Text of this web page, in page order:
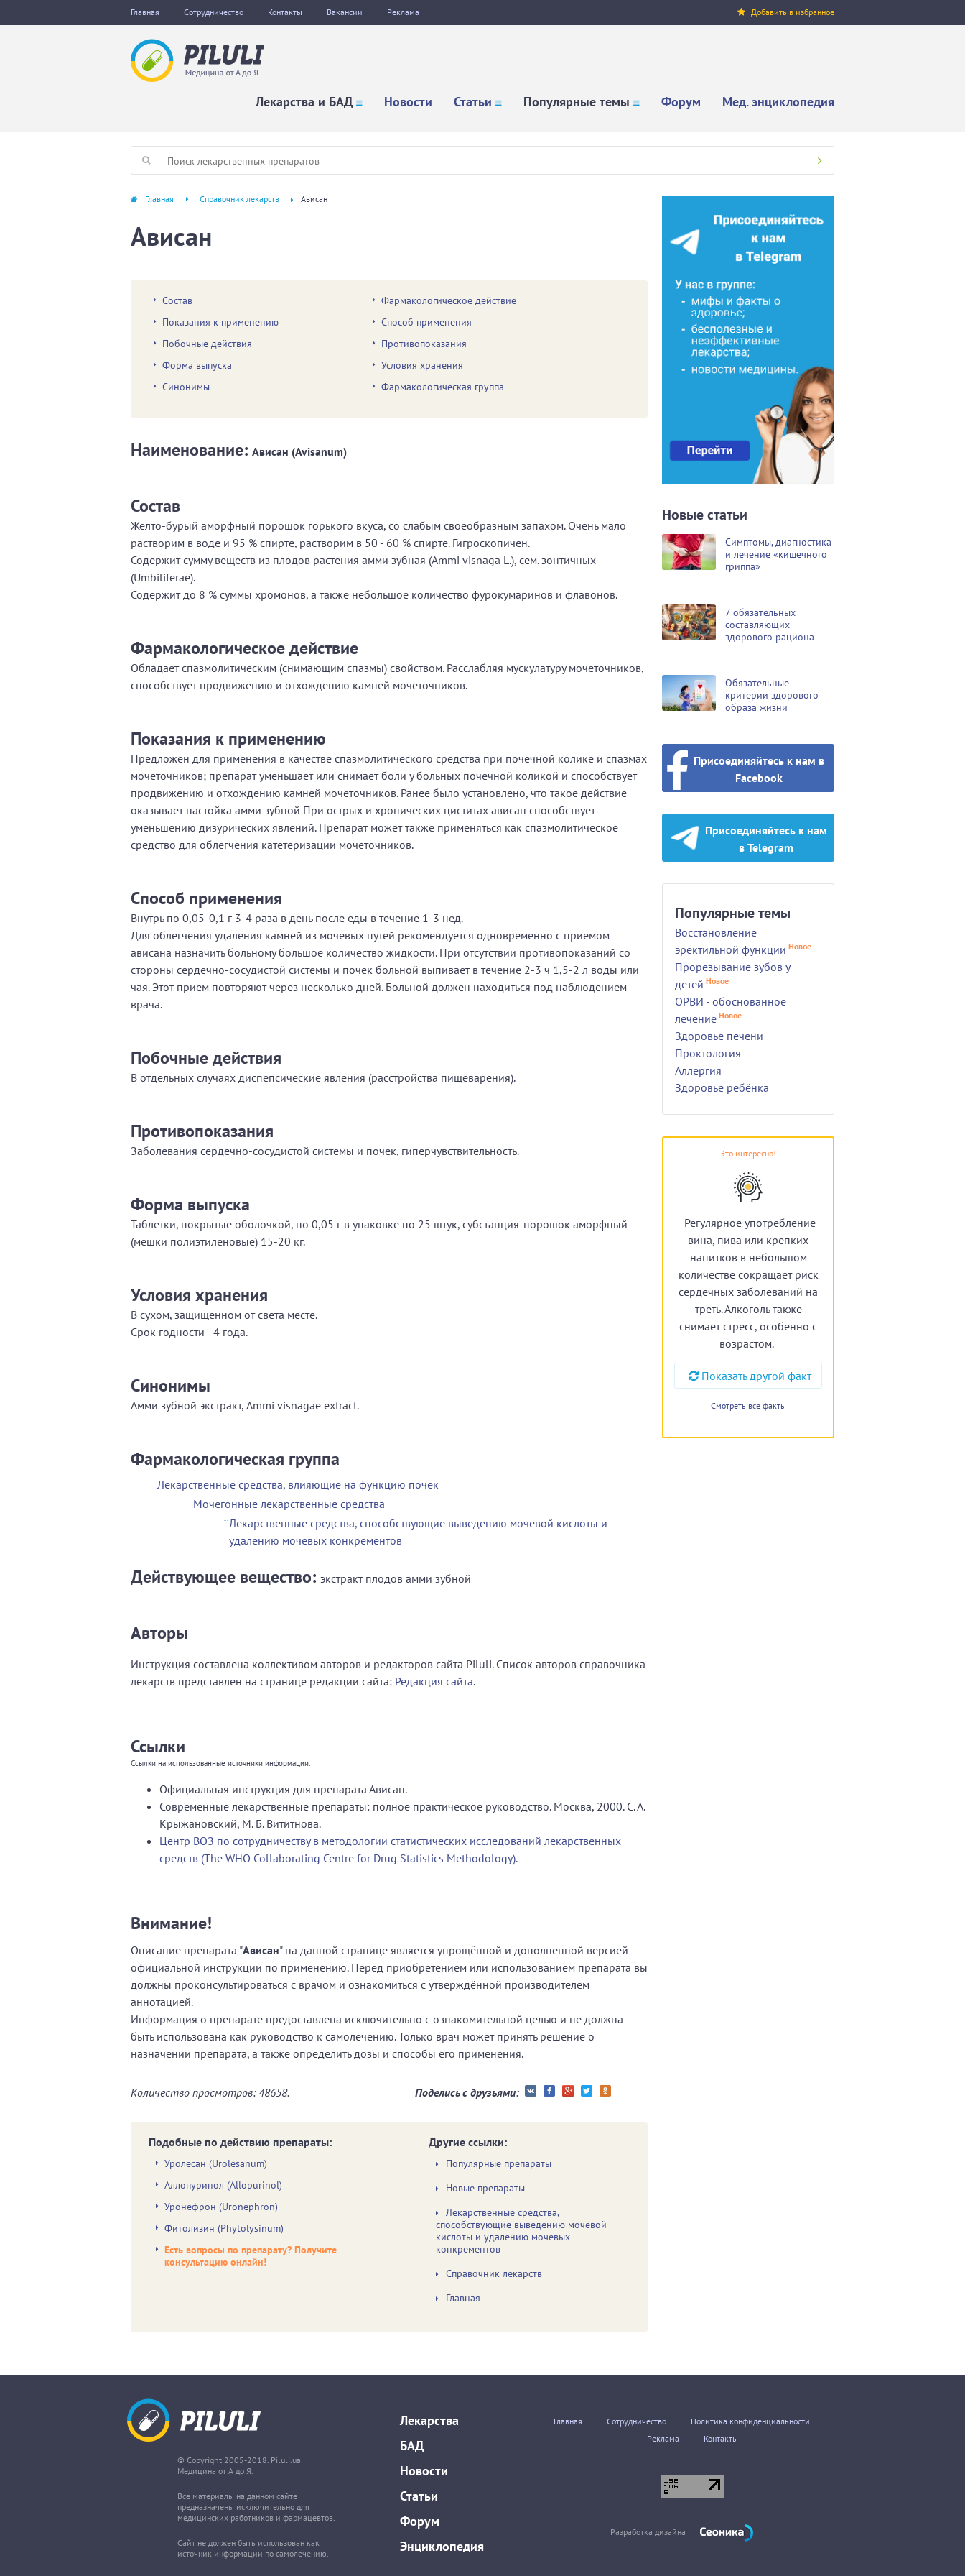
Главная Сотрудничество Контакты Вакансии Реклама Добавить в избранное
Лекарства и БАД Новости Статьи Популярные темы Форум Мед. энциклопедия
Главная Справочник лекарств Ависан
Ависан
Состав
Фармакологическое действие
Показания к применению
Способ применения
Побочные действия
Противопоказания
Форма выпуска
Условия хранения
Синонимы
Фармакологическая группа
Наименование: Ависан (Avisanum)
Состав
Желто-бурый аморфный порошок горького вкуса, со слабым своеобразным запахом. Очень мало
растворим в воде и 95 % спирте, растворим в 50 - 60 % спирте. Гигроскопичен.
Содержит сумму веществ из плодов растения амми зубная (Аmmi visnaga L.), сем. зонтичных
(Umbiliferае).
Содержит до 8 % суммы хромонов, а также небольшое количество фурокумаринов и флавонов.
Фармакологическое действие
Обладает спазмолитическим (снимающим спазмы) свойством. Расслабляя мускулатуру мочеточников,
способствует продвижению и отхождению камней мочеточников.
Показания к применению
Предложен для применения в качестве спазмолитического средства при почечной колике и спазмах
мочеточников; препарат уменьшает или снимает боли у больных почечной коликой и способствует
продвижению и отхождению камней мочеточников. Ранее было установлено, что такое действие
оказывает настойка амми зубной При острых и хронических циститах ависан способствует
уменьшению дизурических явлений. Препарат может также применяться как спазмолитическое
средство для облегчения катетеризации мочеточников.
Способ применения
Внутрь по 0,05-0,1 г 3-4 раза в день после еды в течение 1-3 нед.
Для облегчения удаления камней из мочевых путей рекомендуется одновременно с приемом
ависана назначить больному большое количество жидкости. При отсутствии противопоказаний со
стороны сердечно-сосудистой системы и почек больной выпивает в течение 2-3 ч 1,5-2 л воды или
чая. Этот прием повторяют через несколько дней. Больной должен находиться под наблюдением
врача.
Побочные действия
В отдельных случаях диспепсические явления (расстройства пищеварения).
Противопоказания
Заболевания сердечно-сосудистой системы и почек, гиперчувствительность.
Форма выпуска
Таблетки, покрытые оболочкой, по 0,05 г в упаковке по 25 штук, субстанция-порошок аморфный
(мешки полиэтиленовые) 15-20 кг.
Условия хранения
В сухом, защищенном от света месте.
Срок годности - 4 года.
Синонимы
Амми зубной экстракт, Ammi visnagae extract.
Фармакологическая группа
Лекарственные средства, влияющие на функцию почек
Мочегонные лекарственные средства
Лекарственные средства, способствующие выведению мочевой кислоты и
удалению мочевых конкрементов
Действующее вещество: экстракт плодов амми зубной
Авторы
Инструкция составлена коллективом авторов и редакторов сайта Piluli. Список авторов справочника
лекарств представлен на странице редакции сайта: Редакция сайта.
Ссылки
Ссылки на использованные источники информации.
Официальная инструкция для препарата Ависан.
Современные лекарственные препараты: полное практическое руководство. Москва, 2000. С. А.
Крыжановский, М. Б. Вититнова.
Центр ВОЗ по сотрудничеству в методологии статистических исследований лекарственных
средств (The WHO Collaborating Centre for Drug Statistics Methodology).
Внимание!
Описание препарата "Ависан" на данной странице является упрощённой и дополненной версией
официальной инструкции по применению. Перед приобретением или использованием препарата вы
должны проконсультироваться с врачом и ознакомиться с утверждённой производителем
аннотацией.
Информация о препарате предоставлена исключительно с ознакомительной целью и не должна
быть использована как руководство к самолечению. Только врач может принять решение о
назначении препарата, а также определить дозы и способы его применения.
Поделись с друзьями:
Количество просмотров: 48658.
Подобные по действию препараты:
Уролесан (Urolesanum)
Аллопуринол (Allopurinol)
Уронефрон (Uronephron)
Фитолизин (Phytolysinum)
Есть вопросы по препарату? Получите
консультацию онлайн!
Другие ссылки:
Популярные препараты
Новые препараты
Лекарственные средства,
способствующие выведению мочевой
кислоты и удалению мочевых
конкрементов
Справочник лекарств
Главная
Новые статьи
Симптомы, диагностика
и лечение «кишечного
гриппа»
7 обязательных
составляющих
здорового рациона
Обязательные
критерии здорового
образа жизни
Присоединяйтесь к нам в
Facebook
Присоединяйтесь к нам
в Telegram
Популярные темы
Восстановление
эректильной функции Новое
Прорезывание зубов у
детей Новое
ОРВИ - обоснованное
лечение Новое
Здоровье печени
Проктология
Аллергия
Здоровье ребёнка
Это интересно!
Регулярное употребление
вина, пива или крепких
напитков в небольшом
количестве сокращает риск
сердечных заболеваний на
треть. Алкоголь также
снимает стресс, особенно с
возрастом.
Показать другой факт
Смотреть все факты
© Copyright 2005-2018. Piluli.ua
Медицина от А до Я.
Все материалы на данном сайте
предназначены исключительно для
медицинских работников и фармацевтов.
Сайт не должен быть использован как
источник информации по самолечению.
Лекарства
БАД
Новости
Статьи
Форум
Энциклопедия
Главная Сотрудничество
Политика конфиденциальности
Реклама
Контакты
Разработка дизайна